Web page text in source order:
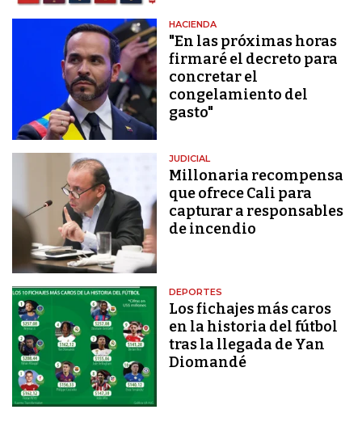
HACIENDA
"En las próximas horas
firmaré el decreto para
concretar el
congelamiento del
gasto"
JUDICIAL
Millonaria recompensa
que ofrece Cali para
capturar a responsables
de incendio
DEPORTES
Los fichajes más caros
en la historia del fútbol
tras la llegada de Yan
Diomandé